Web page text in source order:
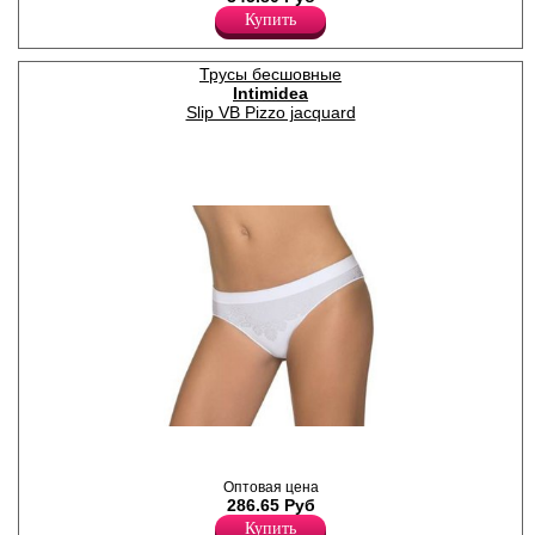
Хлопок 3%
Лайкра 8%
Купить
Трусы бесшовные
Intimidea
Slip VB Pizzo jacquard
передней части и задней
части изделия.
Лайкра 8%
Оптовая цена
286.65 Руб
Купить